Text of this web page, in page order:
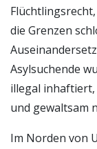
die Grenzen
Asylsuchende
illegal
und gewaltsam
Im Norden von